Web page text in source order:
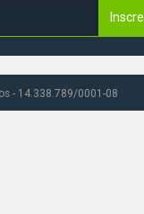
- 14.338.789/0001-08